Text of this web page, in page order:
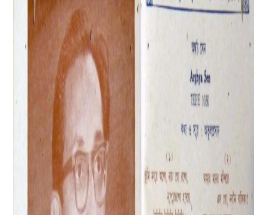
সেনগুপ্তের গানের মধ্যে একটা বুদ্ধির ছাপ মেলে।…
গান শুনলেই বোঝা যায় নিছক স্বরলিপির প্রতিলিপিই
পরিবেশিত হচ্ছে না, রীতিমতো মেহনত করে, বুদ্ধি
খাটিয়ে কিছু করার চেষ্টা করছেন। এই কিছু করাটাই মনে
ধাক্কা দেয়। কারণ এই পরীক্ষা নিরীক্ষায় টেকনিক দক্ষতার
যান্ত্রিকতা নেই, আছে প্রেম এবং উপলব্ধির আলো।’ এই
বিশেষ পছন্দের মানুষটির কাছেও গান শিখেছেন অর্ঘ্য।
মনে হয় অতুলপ্রসাদী।